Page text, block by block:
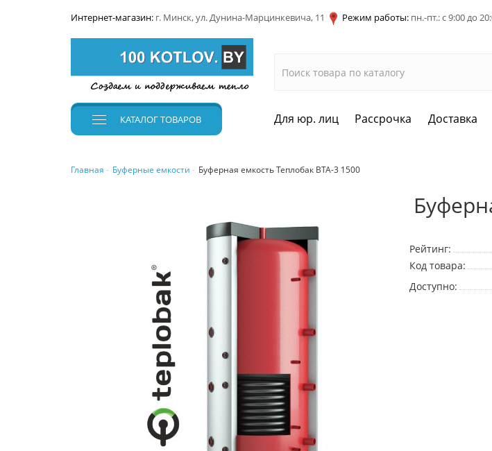
Интернет-магазин: г. Минск, ул. Дунина-Марцинкевича, 11 Режим работы: пн.-пт.: с 9:00 до
КАТАЛОГТОВАРОВ Для юр. лиц Рассрочка Доставка
Главная Буферные емкости Буферная емкость Теплобак ВТА-3 1500
Рейтинг:
Код товара:
Доступно: